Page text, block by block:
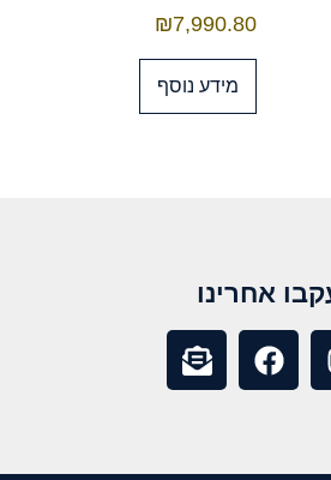
₪7,990.80
מידע נוסף
אחרינו